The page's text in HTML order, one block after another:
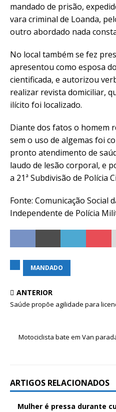
mandado de prisão,
vara criminal de Loanda,
outro abordado nada
No local também se fez
apresentou como esposa
cientificada, e autorizou
realizar revista domiciliar,
ilícito foi localizado.
Diante dos fatos o homem
sem o uso de algemas foi
pronto atendimento de
laudo de lesão corporal, e
a 21ª Subdivisão de Polícia
Fonte: Comunicação Social
Independente de Polícia
MANDADO
ANTERIOR
Saúde propõe agilidade para
Motociclista bate em Van
ARTIGOS RELACIONADOS
Mulher é pressa durante